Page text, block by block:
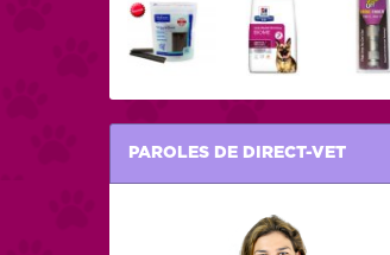
PAROLES DE DIRECT-VET